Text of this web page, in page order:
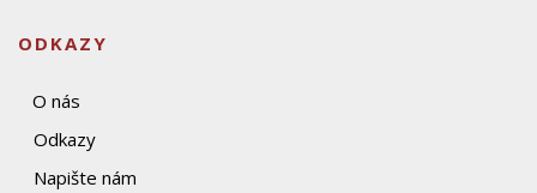
ODKAZY
O nás
Odkazy
Napište nám